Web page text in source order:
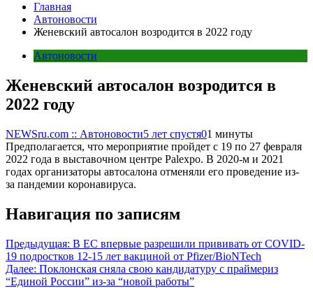
Главная
Автоновости
Женевский автосалон возродится в 2022 году
Автоновости
Женевский автосалон возродится в
2022 году
NEWSru.com :: Автоновости5 лет спустя01 минуты
Предполагается, что мероприятие пройдет с 19 по 27 февраля
2022 года в выставочном центре Palexpo. В 2020-м и 2021
годах организаторы автосалона отменяли его проведение из-
за пандемии коронавируса.
Навигация по записям
Предыдущая: В ЕС впервые разрешили прививать от COVID-
19 подростков 12-15 лет вакциной от Pfizer/BioNTech
Далее: Поклонская сняла свою кандидатуру с праймериз
“Единой России” из-за “новой работы”